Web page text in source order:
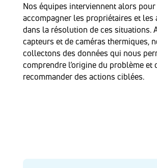
Nos équipes interviennent alors pour
accompagner les propriétaires et les
dans la résolution de ces situations.
capteurs et de caméras thermiques,
collectons des données qui nous
comprendre l’origine du problème et
recommander des actions ciblées.